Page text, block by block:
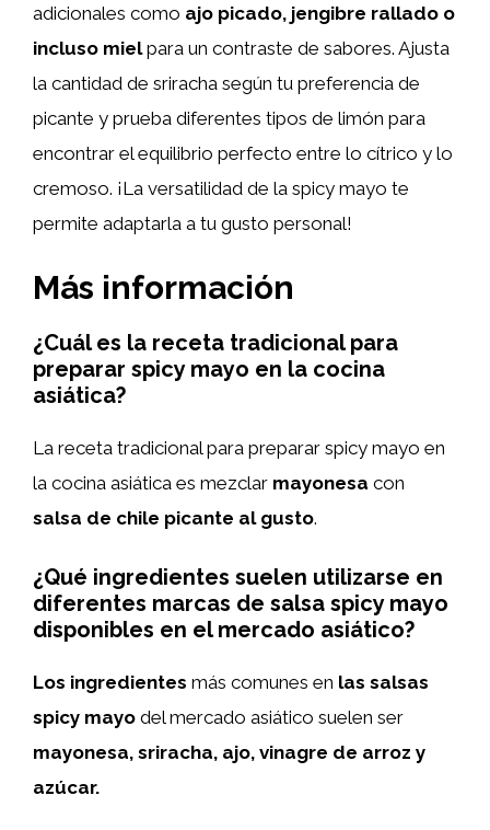
adicionales como ajo picado, jengibre rallado o
incluso mielpara un contraste de sabores. Ajusta
la cantidad de sriracha según tu preferencia de
picante y prueba diferentes tipos de limón para
encontrar el equilibrio perfecto entre lo cítrico y lo
cremoso. ¡La versatilidad de la spicy mayo te
permite adaptarla a tu gusto personal!
Más información
¿Cuál es la receta tradicional para
preparar spicy mayo en la cocina
asiática?
La receta tradicional para preparar spicy mayo en
la cocina asiática es mezclar mayonesa con
salsa de chile picante al gusto.
¿Qué ingredientes suelen utilizarse en
diferentes marcas de salsa spicy mayo
disponibles en el mercado asiático?
Los ingredientes más comunes en las salsas
spicy mayo del mercado asiático suelen ser
mayonesa, sriracha, ajo, vinagre de arroz y
azúcar.